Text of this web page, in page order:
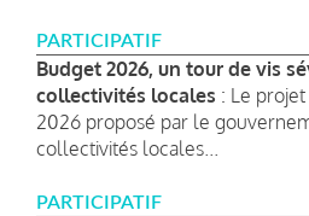
PARTICIPATIF
Budget 2026, un tour de vis
collectivités locales : Le
2026 proposé par le
collectivités locales...
PARTICIPATIF